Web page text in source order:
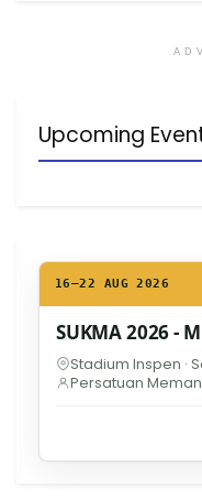
Upcoming
16–22 AUG 2026
SUKMA 2026 -
Stadium Inspen ·
Persatuan